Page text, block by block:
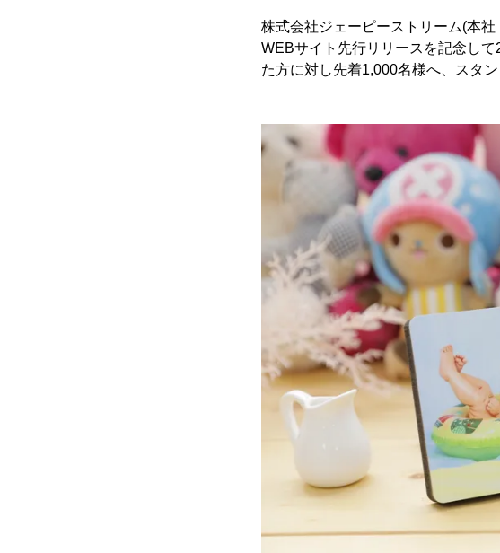
株式会社ジェーピーストリーム(本
WEBサイト先行リリースを記念し
た方に対し先着1,000名様へ、スタ